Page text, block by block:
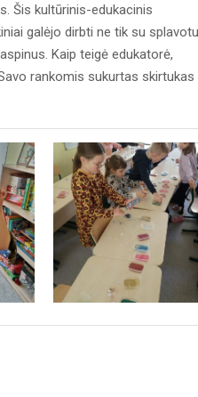
Šis kultūrinis-edukacinis
galėjo dirbti ne tik su splavotu
Kaip teigė edukatorė,
rankomis sukurtas skirtukas